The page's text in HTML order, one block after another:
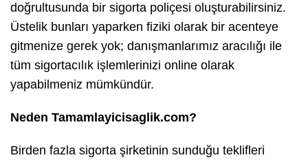
doğrultusunda bir sigorta poliçesi oluşturabilirsiniz.
Üstelik bunları yaparken fiziki olarak bir acenteye
gitmenize gerek yok; danışmanlarımız aracılığı ile
tüm sigortacılık işlemlerinizi online olarak
yapabilmeniz mümkündür.
Neden Tamamlayicisaglik.com?
Birden fazla sigorta şirketinin sunduğu teklifleri